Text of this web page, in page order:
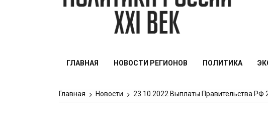
ГЛАВНАЯ НОВОСТИ РЕГИОНОВ ПОЛИТИКА
Главная Новости 23.10.2022 Выплаты Правительства РФ